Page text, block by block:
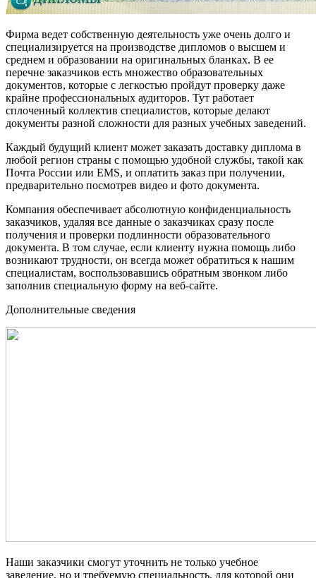
Фирма ведет собственную деятельность уже очень долго и
специализируется на производстве дипломов о высшем и
среднем и образовании на оригинальных бланках. В ее
перечне заказчиков есть множество образовательных
документов, которые с легкостью пройдут проверку даже
крайне профессиональных аудиторов. Тут работает
сплоченный коллектив специалистов, которые делают
документы разной сложности для разных учебных заведений.
Каждый будущий клиент может заказать доставку диплома в
любой регион страны с помощью удобной службы, такой как
Почта России или EMS, и оплатить заказ при получении,
предварительно посмотрев видео и фото документа.
Компания обеспечивает абсолютную конфиденциальность
заказчиков, удаляя все данные о заказчиках сразу после
получения и проверки подлинности образовательного
документа. В том случае, если клиенту нужна помощь либо
возникают трудности, он всегда может обратиться к нашим
специалистам, воспользовавшись обратным звонком либо
заполнив специальную форму на веб-сайте.
Дополнительные сведения
Наши заказчики смогут уточнить не только учебное
заведение, но и требуемую специальность, для которой они